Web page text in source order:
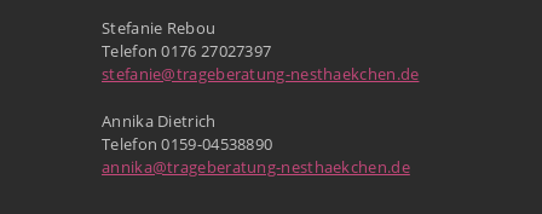
Stefanie Rebou
Telefon 0176 27027397
stefanie@trageberatung-nesthaekchen.de
Annika Dietrich
Telefon 0159-04538890
annika@trageberatung-nesthaekchen.de